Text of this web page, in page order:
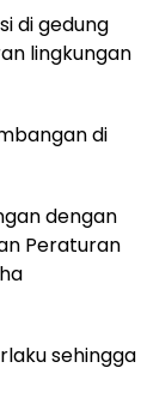
di gedung
lingkungan
di
dengan
Peraturan
sehingga